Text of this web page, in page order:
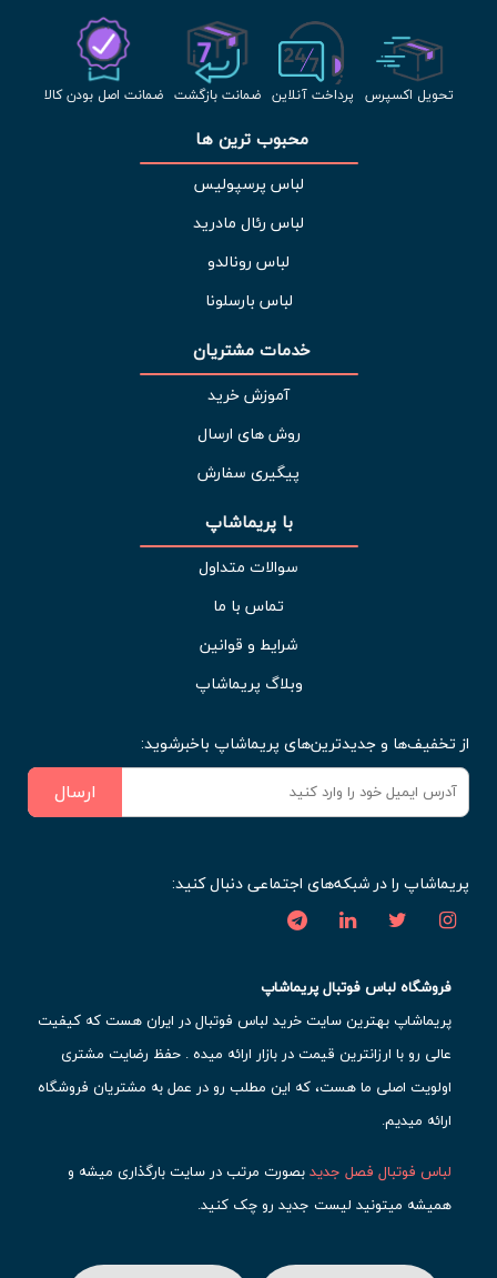
تحویل اکسپرس پرداخت آنلاین ضمانت بازگشت ضمانت اصل بودن کالا
محبوب ترین ها
لباس پرسپولیس
لباس رئال مادرید
لباس رونالدو
لباس بارسلونا
خدمات مشتریان
آموزش خرید
روش های ارسال
پیگیری سفارش
با پریماشاپ
سوالات متداول
تماس با ما
شرایط و قوانین
وبلاگ پریماشاپ
از تخفیف‌ها و جدیدترین‌های پریماشاپ باخبرشوید:
ارسال
پریماشاپ را در شبکه‌های اجتماعی دنبال کنید:
فروشگاه لباس فوتبال پریماشاپ
پریماشاپ بهترین سایت خرید لباس فوتبال در ایران هست که کیفیت
عالی رو با ارزانترین قیمت در بازار ارائه میده . حفظ رضایت مشتری
اولویت اصلی ما هست، که این مطلب رو در عمل به مشتریان فروشگاه
ارائه میدیم.
لباس فوتبال فصل جدیدبصورت مرتب در سایت بارگذاری میشه و
همیشه میتونید لیست جدید رو چک کنید.